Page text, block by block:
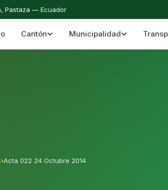
Pastaza — Ecuador
del Cantón Mera Cantón Mera · Pastaza
Cantón Municipalidad
›Acta 022 24 Octubre 2014